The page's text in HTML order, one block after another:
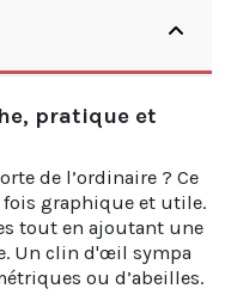
pratique et
de l’ordinaire ? Ce
fois graphique et utile.
tout en ajoutant une
Un clin d'œil sympa
ou d’abeilles.